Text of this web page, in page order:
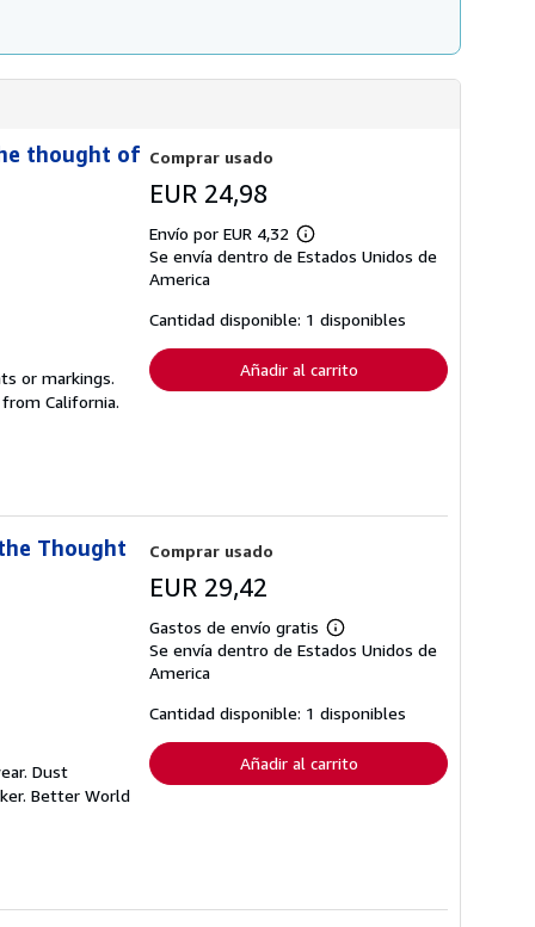
thought of
or markings.
California.
Comprar usado
EUR 24,98
Envío por EUR 4,32
Más
información
tarifas
de
envío
Se envía dentro de Estados Unidos de
America
Cantidad disponible: 1 disponibles
Añadir al carrito
Thought
Dust
Better World
Comprar usado
EUR 29,42
Gastos de envío gratis
Más
información
tarifas
de
envío
Se envía dentro de Estados Unidos de
America
Cantidad disponible: 1 disponibles
Añadir al carrito